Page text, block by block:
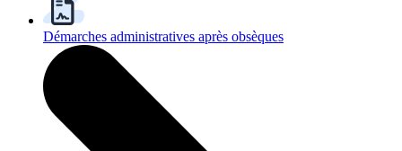
Démarches administratives après obsèques